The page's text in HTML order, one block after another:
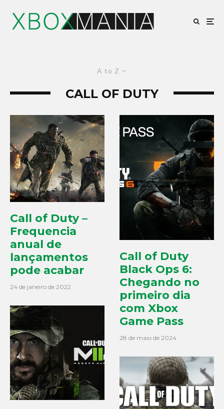
A to Z
CALL OF DUTY
Call of Duty –
Frequencia
anual de
lançamentos
pode acabar
24 de janeiro de 2022
Call of Duty
Black Ops 6:
Chegando no
primeiro dia
com Xbox
Game Pass
28 de maio de 2024